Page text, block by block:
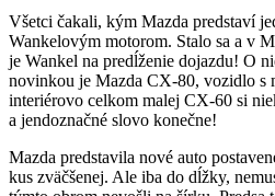
Všetci čakali, kým Mazda predstaví
Wankelovým motorom. Stalo sa a v
je Wankel na predĺženie dojazdu! O
novinkou je Mazda CX-80, vozidlo s
interiérovo celkom malej CX-60 si
a jendoznačné slovo konečne!
Mazda predstavila nové auto
kus zväčšenej. Ale iba do dĺžky,